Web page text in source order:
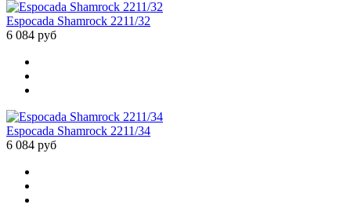
Espocada Shamrock 2211/32
6 084 руб
Espocada Shamrock 2211/34
6 084 руб